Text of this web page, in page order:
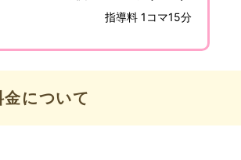
指導料 1コマ15分
金について